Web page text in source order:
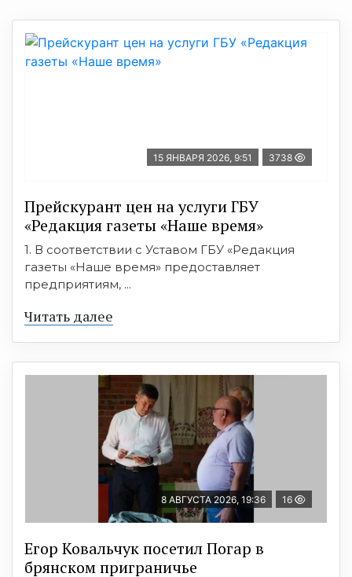
15 ЯНВАРЯ 2026, 9:51 3738
Прейскурант цен на услуги ГБУ
«Редакция газеты «Наше время»
1. В соответствии с Уставом ГБУ «Редакция
газеты «Наше время» предоставляет
предприятиям, ...
Читать далее
8 АВГУСТА 2026, 19:36 16
Егор Ковальчук посетил Погар в
брянском приграничье